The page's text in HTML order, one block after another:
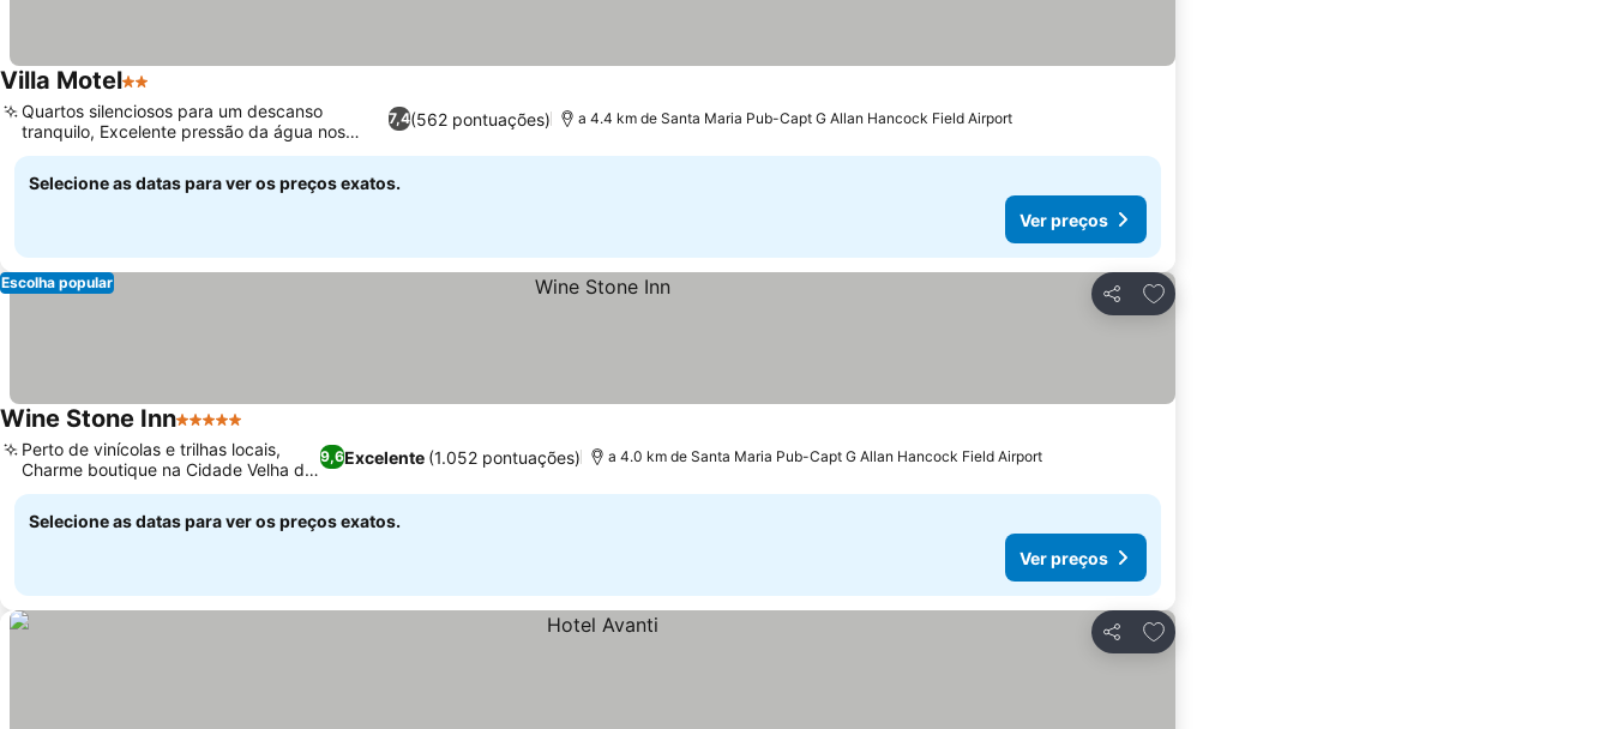
Villa Motel2 Estrelas
7,4(562 pontuações)
Quartos silenciosos para um descanso
tranquilo, Excelente pressão da água nos
chuveiros
a 4.4 km de Santa Maria Pub-Capt G Allan Hancock Field Airport
Selecione as datas para ver os preços exatos.
Ver preços
Partilhar
Adicionar aos favoritos
Escolha popular
Wine Stone Inn5 Estrelas
9,6Excelente (1.052 pontuações)
Perto de vinícolas e trilhas locais,
Charme boutique na Cidade Velha de
Orcutt
a 4.0 km de Santa Maria Pub-Capt G Allan Hancock Field Airport
Selecione as datas para ver os preços exatos.
Ver preços
Partilhar
Adicionar aos favoritos